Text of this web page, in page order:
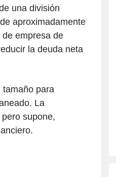
una división
aproximadamente
empresa de
la deuda neta
para
La
supone,